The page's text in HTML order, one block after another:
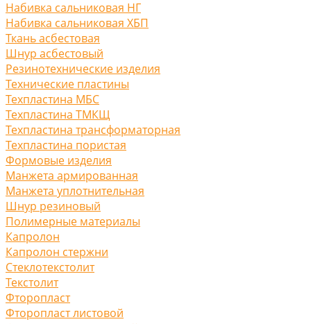
Набивка сальниковая НГ
Набивка сальниковая ХБП
Ткань асбестовая
Шнур асбестовый
Резинотехнические изделия
Технические пластины
Техпластина МБС
Техпластина ТМКЩ
Техпластина трансформаторная
Техпластина пористая
Формовые изделия
Манжета армированная
Манжета уплотнительная
Шнур резиновый
Полимерные материалы
Капролон
Капролон стержни
Стеклотекстолит
Текстолит
Фторопласт
Фторопласт листовой